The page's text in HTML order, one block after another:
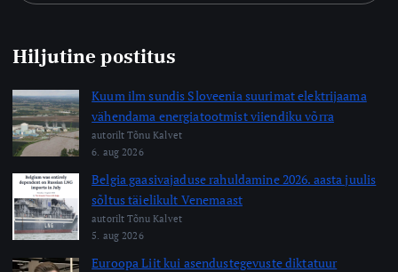
Hiljutine postitus
Kuum ilm sundis Sloveenia suurimat elektrijaama
vähendama energiatootmist viiendiku võrra
autorilt Tõnu Kalvet
6. aug 2026
Belgia gaasivajaduse rahuldamine 2026. aasta juulis
sõltus täielikult Venemaast
autorilt Tõnu Kalvet
5. aug 2026
Euroopa Liit kui asendustegevuste diktatuur